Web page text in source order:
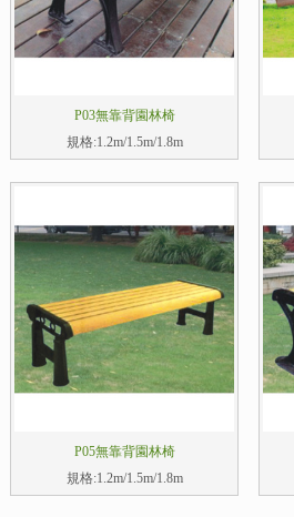
P03無靠背園林椅
規格:1.2m/1.5m/1.8m
P05無靠背園林椅
規格:1.2m/1.5m/1.8m